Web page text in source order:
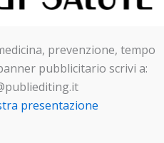
prevenzione, tempo
pubblicitario scrivi a:
presentazione